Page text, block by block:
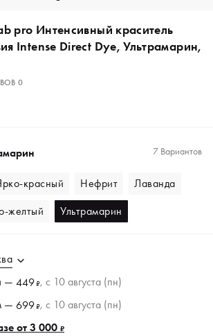
pro Интенсивный краситель
Intense Direct Dye, Ультрамарин,
0
7 Вариантов
красный Нефрит
Лаванда
желтый Ультрамарин
— 449₽, c 10 августа (пн)
— 699₽, c 10 августа (пн)
от 3 000 ₽